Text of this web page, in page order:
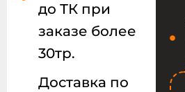
до ТК при
заказе более
30тр.
Доставка по